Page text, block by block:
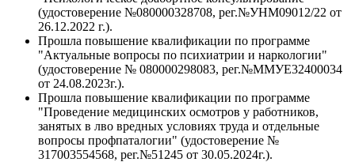
(удостоверение №080000328708, рег.№УНМ09012/22 от
26.12.2022 г.).
Прошла повышение квалификации по программе
"Актуальные вопросы по психиатрии и наркологии"
(удостоверение № 080000298083, рег.№ММУЕ32400034
от 24.08.2023г.).
Прошла повышение квалификации по программе
"Проведение медицинских осмотров у работников,
занятых в лво вредных условиях труда и отдельные
вопросы профпаталогии" (удостоверение №
317003554568, рег.№51245 от 30.05.2024г.).